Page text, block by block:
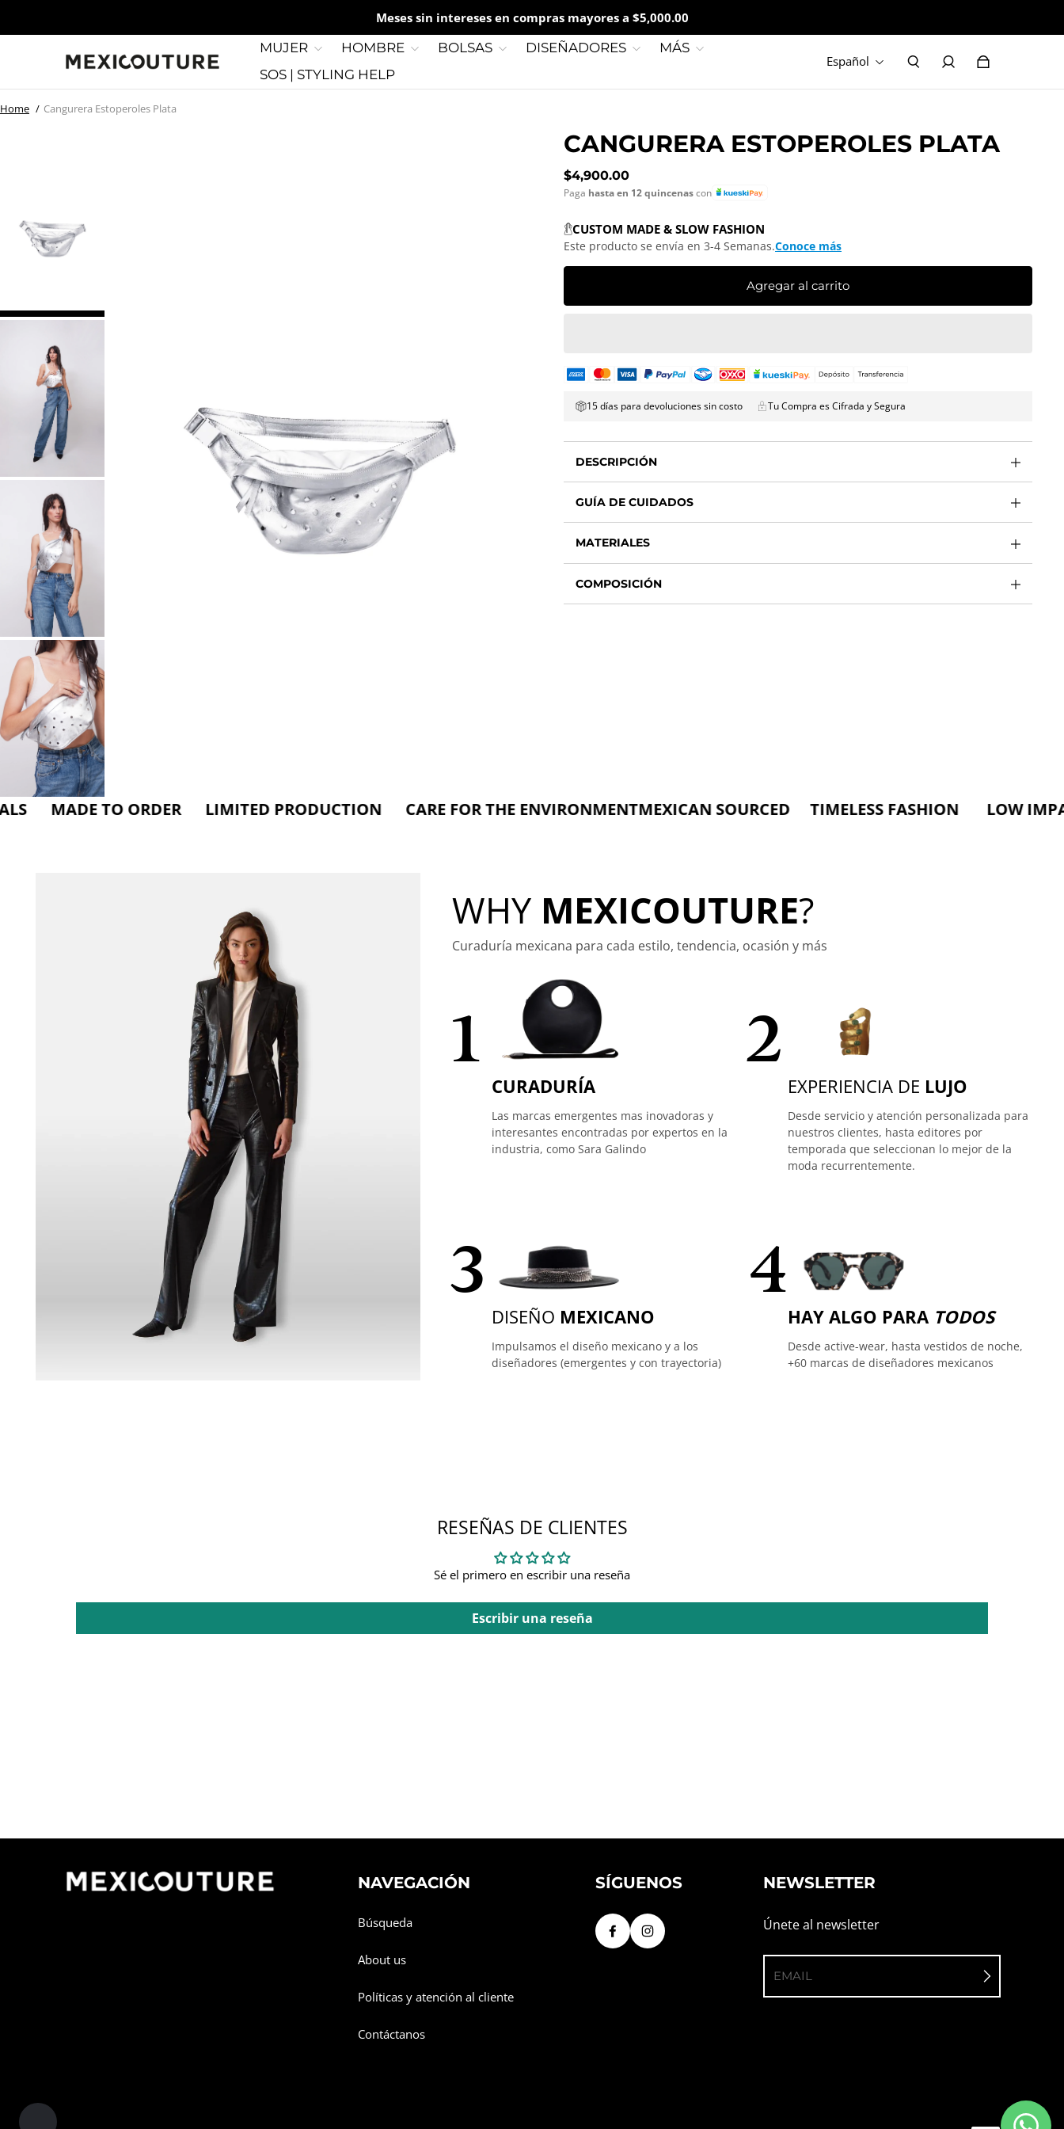
Meses sin intereses en compras mayores a $5,000.00
MUJER HOMBRE BOLSAS DISEÑADORES
MÁS
SOS | STYLING HELP
Español
Home Cangurera Estoperoles Plata
CANGURERA ESTOPEROLES PLATA
Precio normal
$4,900.00
Paga hasta en 12 quincenascon
CUSTOM MADE & SLOW FASHION
Este producto se envía en 3-4 Semanas.Conoce más
Agregar al carrito
15 días para devoluciones sin costo Tu Compra es Cifrada y Segura
DESCRIPCIÓN
GUÍA DE CUIDADOS
MATERIALES
COMPOSICIÓN
TO ORDER LIMITED PRODUCTION CARE FOR THE ENVIRONMENTMEXICAN SOURCED TIMELESS FASHION LOW IMPACT
WHY MEXICOUTURE?
Curaduría mexicana para cada estilo, tendencia, ocasión y más
1
CURADURÍA
Las marcas emergentes mas inovadoras y
interesantes encontradas por expertos en la
industria, como Sara Galindo
2
EXPERIENCIA DE LUJO
Desde servicio y atención personalizada para
nuestros clientes, hasta editores por
temporada que seleccionan lo mejor de la
moda recurrentemente.
3
DISEÑO MEXICANO
Impulsamos el diseño mexicano y a los
diseñadores (emergentes y con trayectoria)
4
HAY ALGO PARA TODOS
Desde active-wear, hasta vestidos de noche,
+60 marcas de diseñadores mexicanos
RESEÑAS DE CLIENTES
Sé el primero en escribir una reseña
Escribir una reseña
NAVEGACIÓN
Búsqueda
About us
Políticas y atención al cliente
Contáctanos
SÍGUENOS NEWSLETTER
Únete al newsletter
EMAIL